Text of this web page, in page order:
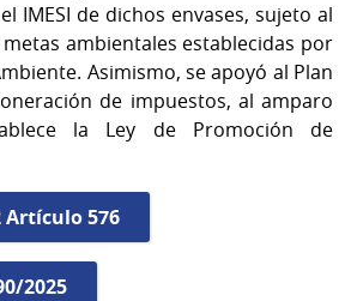
IMESI de dichos envases, sujeto al
ambientales establecidas por
Asimismo, se apoyó al Plan
de impuestos, al amparo
la Ley de Promoción de
Artículo 576
2025